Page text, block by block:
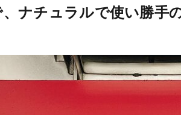
ナチュラルで使い勝手